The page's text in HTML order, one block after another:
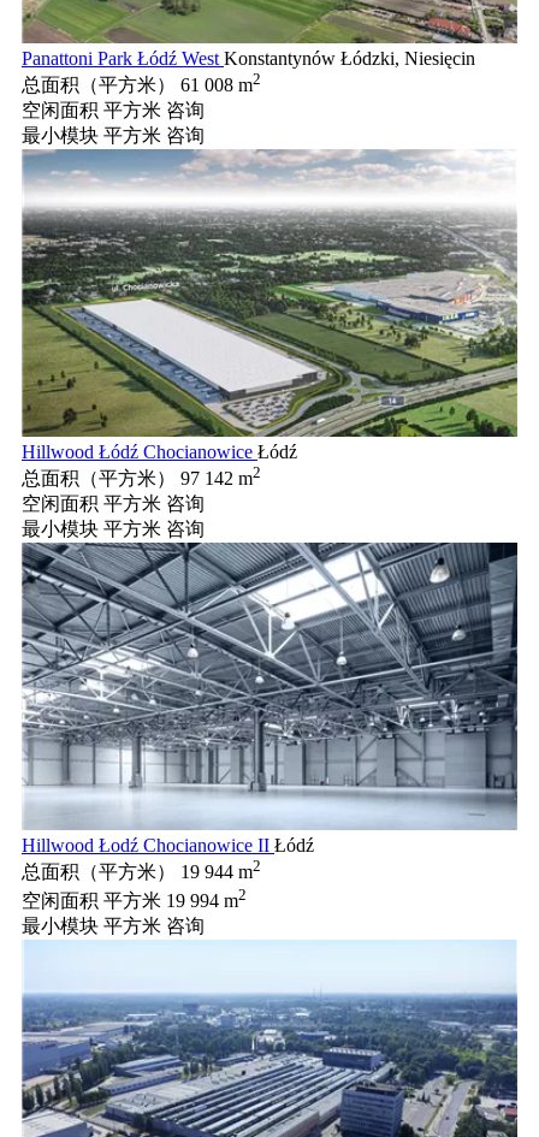
Panattoni Park Łódź West Konstantynów Łódzki, Niesięcin
总面积（平方米）
61 008 m2
空闲面积 平方米 咨询
最小模块 平方米 咨询
Hillwood Łódź Chocianowice Łódź
总面积（平方米）
97 142 m2
空闲面积 平方米 咨询
最小模块 平方米 咨询
Hillwood Łodź Chocianowice II Łódź
总面积（平方米）
19 944 m2
空闲面积 平方米 19 994 m2
最小模块 平方米 咨询